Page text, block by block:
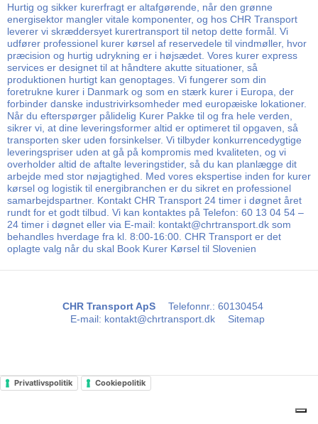
Hurtig og sikker kurerfragt er altafgørende, når den grønne
energisektor mangler vitale komponenter, og hos CHR Transport
leverer vi skræddersyet kurertransport til netop dette formål. Vi
udfører professionel kurer kørsel af reservedele til vindmøller, hvor
præcision og hurtig udrykning er i højsædet. Vores kurer express
services er designet til at håndtere akutte situationer, så
produktionen hurtigt kan genoptages. Vi fungerer som din
foretrukne kurer i Danmark og som en stærk kurer i Europa, der
forbinder danske industrivirksomheder med europæiske lokationer.
Når du efterspørger pålidelig Kurer Pakke til og fra hele verden,
sikrer vi, at dine leveringsformer altid er optimeret til opgaven, så
transporten sker uden forsinkelser. Vi tilbyder konkurrencedygtige
leveringspriser uden at gå på kompromis med kvaliteten, og vi
overholder altid de aftalte leveringstider, så du kan planlægge dit
arbejde med stor nøjagtighed. Med vores ekspertise inden for kurer
kørsel og logistik til energibranchen er du sikret en professionel
samarbejdspartner. Kontakt CHR Transport 24 timer i døgnet året
rundt for et godt tilbud. Vi kan kontaktes på Telefon: 60 13 04 54 –
24 timer i døgnet eller via E-mail: kontakt@chrtransport.dk som
behandles hverdage fra kl. 8:00-16:00. CHR Transport er det
oplagte valg når du skal Book Kurer Kørsel til Slovenien
CHR Transport ApS Telefonnr.: 60130454
E-mail: kontakt@chrtransport.dk Sitemap
Privatlivspolitik Cookiepolitik